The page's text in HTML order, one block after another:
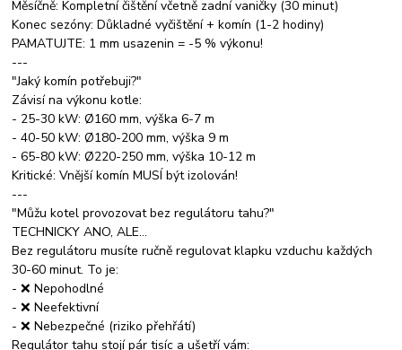
Měsíčně: Kompletní čištění včetně zadní vaničky (30 minut)
Konec sezóny: Důkladné vyčištění + komín (1-2 hodiny)
PAMATUJTE: 1 mm usazenin = -5 % výkonu!
---
"Jaký komín potřebuji?"
Závisí na výkonu kotle:
- 25-30 kW: Ø160 mm, výška 6-7 m
- 40-50 kW: Ø180-200 mm, výška 9 m
- 65-80 kW: Ø220-250 mm, výška 10-12 m
Kritické: Vnější komín MUSÍ být izolován!
---
"Můžu kotel provozovat bez regulátoru tahu?"
TECHNICKY ANO, ALE...
Bez regulátoru musíte ručně regulovat klapku vzduchu každých
30-60 minut. To je:
- ❌ Nepohodlné
- ❌ Neefektivní
- ❌ Nebezpečné (riziko přehřátí)
Regulátor tahu stojí pár tisíc a ušetří vám: